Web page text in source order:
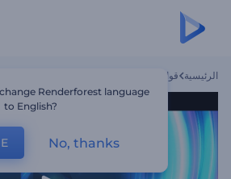
الرئيسية قوالب
Renderforest language
to English?
No, thanks